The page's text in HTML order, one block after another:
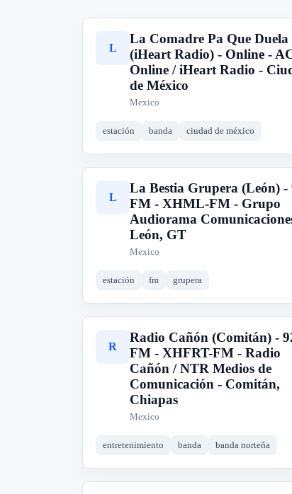
L
La Comadre Pa Que Duela
(iHeart Radio) - Online -
Online / iHeart Radio -
de México
Mexico
estación banda ciudad de méxico
L
La Bestia Grupera (León) -
FM - XHML-FM - Grupo
Audiorama
León, GT
Mexico
estación fm grupera
R
Radio Cañón (Comitán) -
FM - XHFRT-FM - Radio
Cañón / NTR Medios de
Comunicación - Comitán,
Chiapas
Mexico
entretenimiento banda banda norteña